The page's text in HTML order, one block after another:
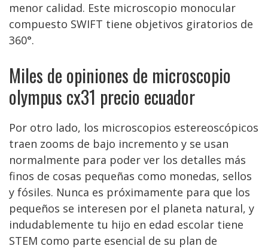
menor calidad. Este microscopio monocular
compuesto SWIFT tiene objetivos giratorios de
360°.
Miles de opiniones de microscopio
olympus cx31 precio ecuador
Por otro lado, los microscopios estereoscópicos
traen zooms de bajo incremento y se usan
normalmente para poder ver los detalles más
finos de cosas pequeñas como monedas, sellos
y fósiles. Nunca es próximamente para que los
pequeños se interesen por el planeta natural, y
indudablemente tu hijo en edad escolar tiene
STEM como parte esencial de su plan de